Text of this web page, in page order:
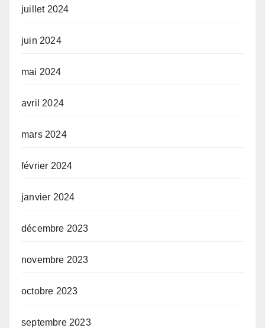
juillet 2024
juin 2024
mai 2024
avril 2024
mars 2024
février 2024
janvier 2024
décembre 2023
novembre 2023
octobre 2023
septembre 2023